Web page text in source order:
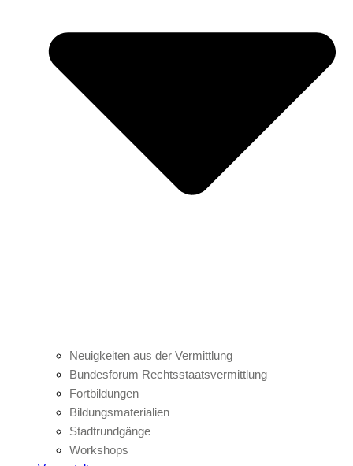
Neuigkeiten aus der Vermittlung
Bundesforum Rechtsstaatsvermittlung
Fortbildungen
Bildungsmaterialien
Stadtrundgänge
Workshops